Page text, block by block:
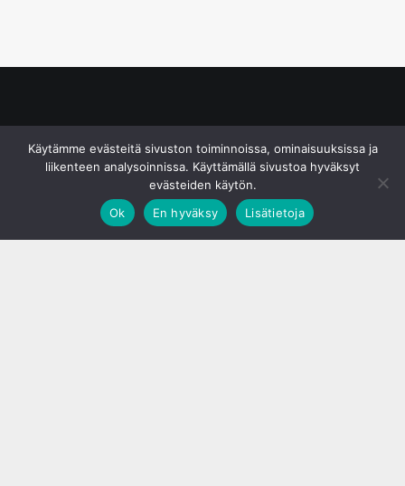
Käytämme evästeitä sivuston toiminnoissa, ominaisuuksissa ja
liikenteen analysoinnissa. Käyttämällä sivustoa hyväksyt
evästeiden käytön.
Ok
En hyväksy Lisätietoja